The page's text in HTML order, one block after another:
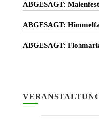
ABGESAGT: Maienfest
ABGESAGT:
ABGESAGT: